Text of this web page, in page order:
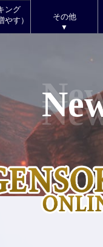
ング
やす）
その他